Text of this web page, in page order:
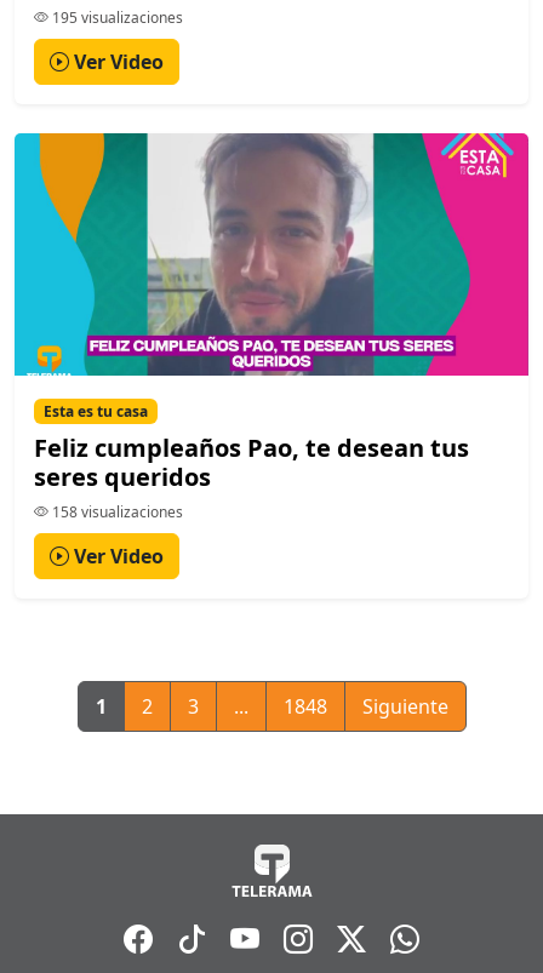
195 visualizaciones
Ver Video
Esta es tu casa
Feliz cumpleaños Pao, te desean tus
seres queridos
158 visualizaciones
Ver Video
1 2 3 ... 1848 Siguiente